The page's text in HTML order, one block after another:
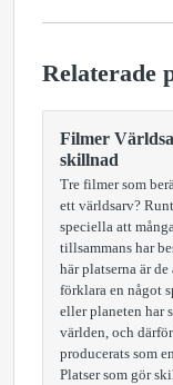
Relaterade
Filmer
skillnad
Tre filmer som
ett världsarv?
speciella att
tillsammans har
här platserna är
förklara en något
eller planeten har
världen, och
producerats som
Platser som gör